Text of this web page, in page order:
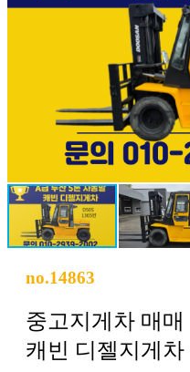
no.14863
중고지게차 매
캐빈 디젤지게차